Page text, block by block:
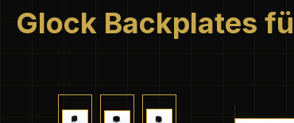
Glock Backplates